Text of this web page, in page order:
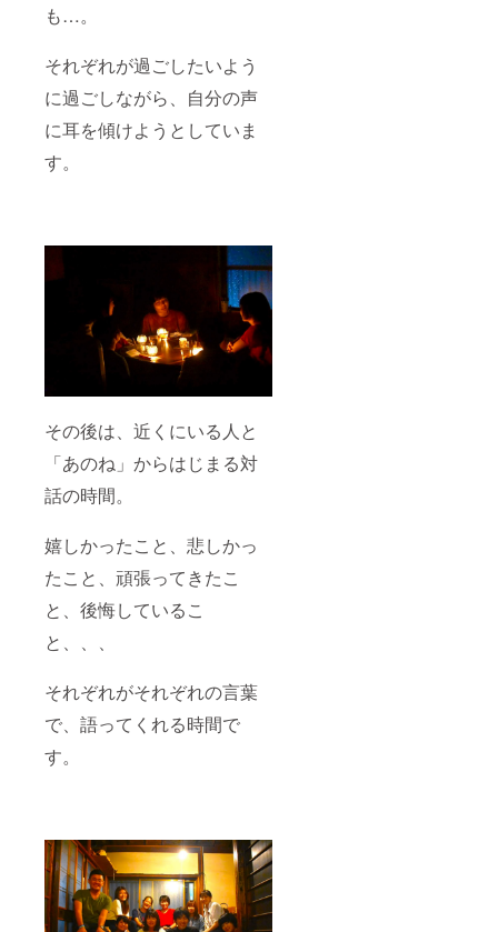
も…。
それぞれが過ごしたいよう
に過ごしながら、自分の声
に耳を傾けようとしていま
す。
その後は、近くにいる人と
「あのね」からはじまる対
話の時間。
嬉しかったこと、悲しかっ
たこと、頑張ってきたこ
と、後悔しているこ
と、、、
それぞれがそれぞれの言葉
で、語ってくれる時間で
す。